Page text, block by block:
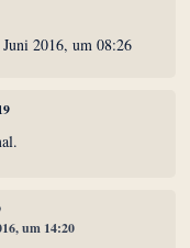
2016, um 08:26
um 14:20